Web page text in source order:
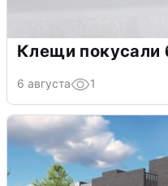
Клещи покусали
6 августа 1